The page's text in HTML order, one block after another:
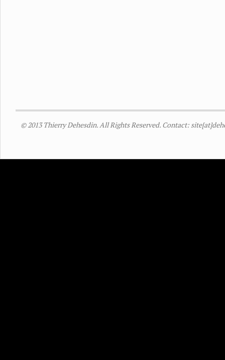
© 2013 Thierry Dehesdin. All Rights Reserved. Contact: